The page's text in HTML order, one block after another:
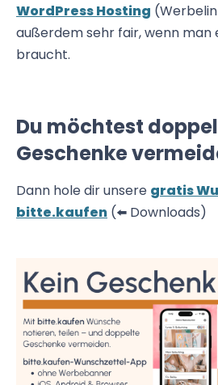
WordPress Hosting
außerdem sehr fair, wenn man
braucht.
Du möchtest
Geschenke
Dann hole dir unsere gratis
bitte.kaufen (⬅️ Downloads)